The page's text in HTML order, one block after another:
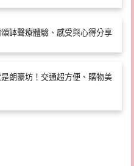
缽聲療體驗、感受與心得分享
朗豪坊！交通超方便、購物美